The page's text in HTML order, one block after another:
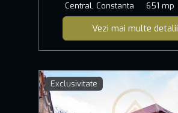
Central, Constanta
651 mp
Vezi mai multe detalii
Exclusivitate